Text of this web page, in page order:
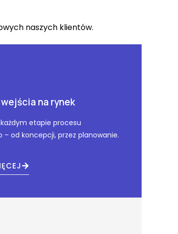
naszych klientów.
na rynek
etapie procesu
– od koncepcji, przez planowanie.